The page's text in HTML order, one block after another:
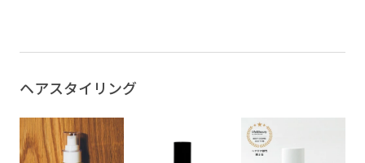
ヘアスタイリング